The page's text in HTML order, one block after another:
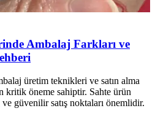
Ambalaj Farkları ve
üretim teknikleri ve satın alma
kritik öneme sahiptir. Sahte ürün
güvenilir satış noktaları önemlidir.